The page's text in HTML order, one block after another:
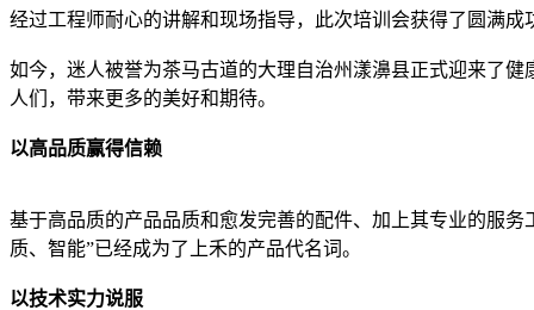
经过工程师耐心的讲解和现场指导，此次培训会获得了圆满
如今，迷人被誉为茶马古道的大理自治州漾濞县正式迎来了
人们，带来更多的美好和期待。
以高品质赢得信赖
基于高品质的产品品质和愈发完善的配件、加上其专业的服
质、智能”已经成为了上禾的产品代名词。
以技术实力说服